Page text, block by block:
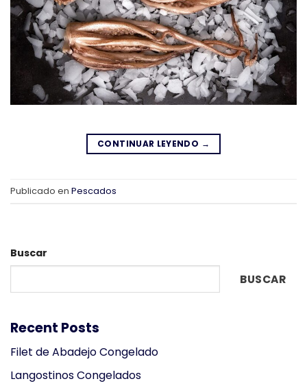
CONTINUAR LEYENDO →
Publicado en Pescados
Buscar
BUSCAR
Recent Posts
Filet de Abadejo Congelado
Langostinos Congelados